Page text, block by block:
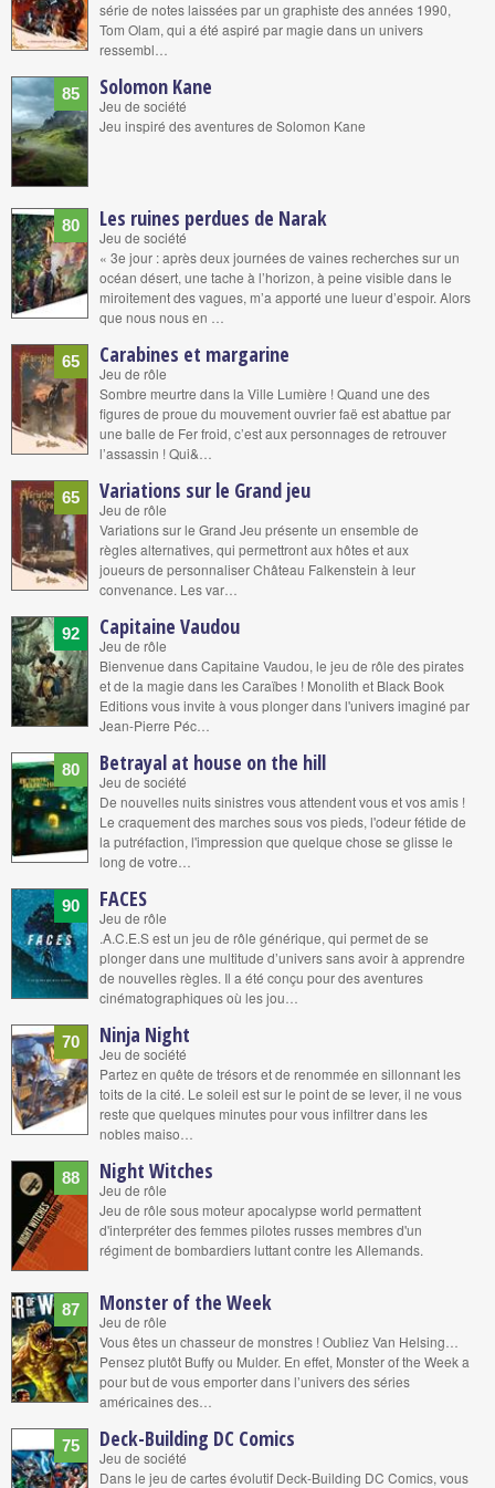
série de notes laissées par un graphiste des années 1990,
Tom Olam, qui a été aspiré par magie dans un univers
ressembl…
85 Solomon Kane
Jeu de société
Jeu inspiré des aventures de Solomon Kane
80 Les ruines perdues de Narak
Jeu de société
« 3e jour : après deux journées de vaines recherches sur un
océan désert, une tache à l’horizon, à peine visible dans le
miroitement des vagues, m’a apporté une lueur d’espoir. Alors
que nous nous en …
65 Carabines et margarine
Jeu de rôle
Sombre meurtre dans la Ville Lumière ! Quand une des
figures de proue du mouvement ouvrier faë est abattue par
une balle de Fer froid, c’est aux personnages de retrouver
l’assassin ! Qui&…
65 Variations sur le Grand jeu
Jeu de rôle
Variations sur le Grand Jeu présente un ensemble de
règles alternatives, qui permettront aux hôtes et aux
joueurs de personnaliser Château Falkenstein à leur
convenance. Les var…
92 Capitaine Vaudou
Jeu de rôle
Bienvenue dans Capitaine Vaudou, le jeu de rôle des pirates
et de la magie dans les Caraïbes ! Monolith et Black Book
Editions vous invite à vous plonger dans l'univers imaginé par
Jean-Pierre Péc…
80 Betrayal at house on the hill
Jeu de société
De nouvelles nuits sinistres vous attendent vous et vos amis !
Le craquement des marches sous vos pieds, l'odeur fétide de
la putréfaction, l'impression que quelque chose se glisse le
long de votre…
90 FACES
Jeu de rôle
.A.C.E.S est un jeu de rôle générique, qui permet de se
plonger dans une multitude d’univers sans avoir à apprendre
de nouvelles règles. Il a été conçu pour des aventures
cinématographiques où les jou…
70 Ninja Night
Jeu de société
Partez en quête de trésors et de renommée en sillonnant les
toits de la cité. Le soleil est sur le point de se lever, il ne vous
reste que quelques minutes pour vous infiltrer dans les
nobles maiso…
88 Night Witches
Jeu de rôle
Jeu de rôle sous moteur apocalypse world permattent
d'interpréter des femmes pilotes russes membres d'un
régiment de bombardiers luttant contre les Allemands.
87 Monster of the Week
Jeu de rôle
Vous êtes un chasseur de monstres ! Oubliez Van Helsing…
Pensez plutôt Buffy ou Mulder. En effet, Monster of the Week a
pour but de vous emporter dans l’univers des séries
américaines des…
75 Deck-Building DC Comics
Jeu de société
Dans le jeu de cartes évolutif Deck-Building DC Comics, vous